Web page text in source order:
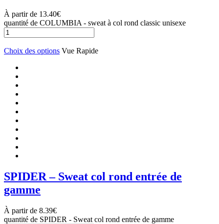
À partir de 13.40€
quantité de COLUMBIA - sweat à col rond classic unisexe
Choix des options Vue Rapide
SPIDER – Sweat col rond entrée de
gamme
À partir de 8.39€
quantité de SPIDER - Sweat col rond entrée de gamme